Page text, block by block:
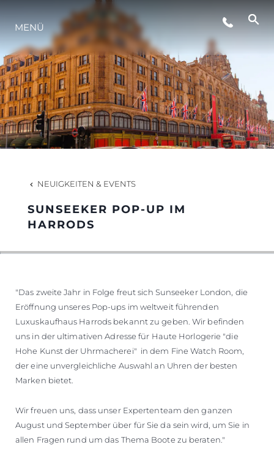
LIFESTYLE
INNOVATION
DIE FIRMA
DAS TEAM
GESCHICHTE
MENÜ
NEUIGKEITEN & EVENTS
SUNSEEKER POP-UP IM
HARRODS
"Das zweite Jahr in Folge freut sich Sunseeker London, die
Eröffnung unseres Pop-ups im weltweit führenden
Luxuskaufhaus Harrods bekannt zu geben. Wir befinden
uns in der ultimativen Adresse für Haute Horlogerie "die
Hohe Kunst der Uhrmacherei" in dem Fine Watch Room,
der eine unvergleichliche Auswahl an Uhren der besten
Marken bietet.
Wir freuen uns, dass unser Expertenteam den ganzen
August und September über für Sie da sein wird, um Sie in
allen Fragen rund um das Thema Boote zu beraten."